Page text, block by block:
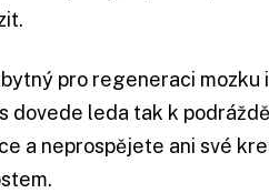
pro regeneraci mozku
dovede leda tak k
a neprospějete ani své